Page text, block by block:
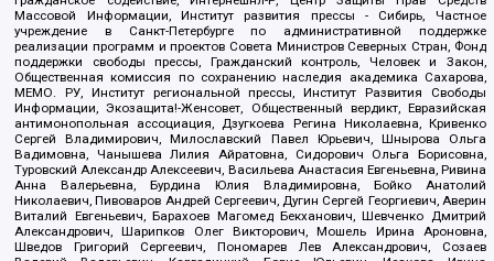
Массовой Информации, Институт развития прессы - Сибирь, Частное
учреждение в Санкт-Петербурге по административной поддержке
реализации программ и проектов Совета Министров Северных Стран, Фонд
поддержки свободы прессы, Гражданский контроль, Человек и Закон,
Общественная комиссия по сохранению наследия академика Сахарова,
МЕМО. РУ, Институт региональной прессы, Институт Развития Свободы
Информации, Экозащита!-Женсовет, Общественный вердикт, Евразийская
антимонопольная ассоциация, Дзугкоева Регина Николаевна, Кривенко
Сергей Владимирович, Милославский Павел Юрьевич, Шнырова Ольга
Вадимовна, Чанышева Лилия Айратовна, Сидорович Ольга Борисовна,
Туровский Александр Алексеевич, Васильева Анастасия Евгеньевна, Ривина
Анна Валерьевна, Бурдина Юлия Владимировна, Бойко Анатолий
Николаевич, Пивоваров Андрей Сергеевич, Дугин Сергей Георгиевич, Аверин
Виталий Евгеньевич, Барахоев Магомед Бекханович, Шевченко Дмитрий
Александрович, Шарипков Олег Викторович, Мошель Ирина Ароновна,
Шведов Григорий Сергеевич, Пономарев Лев Александрович, Созаев